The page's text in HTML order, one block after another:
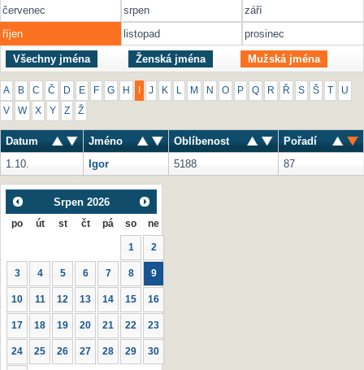
červenec
srpen
září
říjen
listopad prosinec
Všechny jména Ženská jména Mužská jména
A B C Č D E F G H J K M N O P Q R Ř S Š U
V W X Y Z Ž
Datum Jméno Oblíbenost
Pořadí
1.10.
Igor 5188 87
Srpen 2026
po út st čt pá so ne
1 2
3 4 5 6 7 8 9
10 11 12 13 14 15 16
17 18 19 20 21 22 23
24 25 26 27 28 29 30